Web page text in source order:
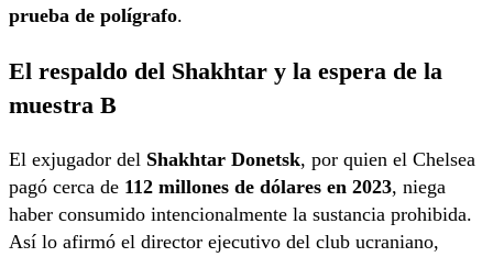
prueba de polígrafo.
El respaldo del Shakhtar y la espera de la
muestra B
El exjugador del Shakhtar Donetsk, por quien el Chelsea
pagó cerca de 112 millones de dólares en 2023, niega
haber consumido intencionalmente la sustancia prohibida.
Así lo afirmó el director ejecutivo del club ucraniano,